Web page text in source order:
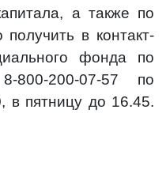
а также по
в контакт-
фонда по
800-200-07-57 по
в пятницу до 16.45.